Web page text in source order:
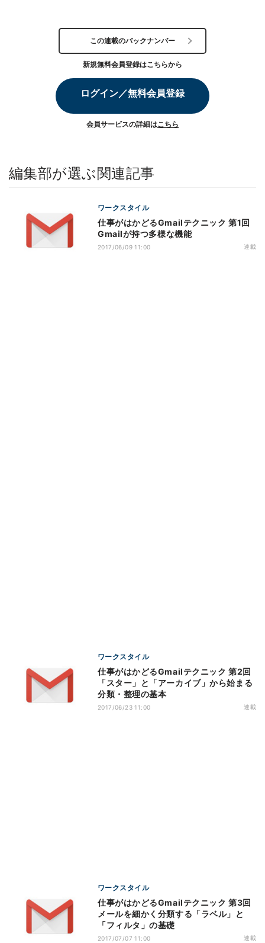
この連載のバックナンバー
新規無料会員登録はこちらから
ログイン／無料会員登録
会員サービスの詳細はこちら
編集部が選ぶ関連記事
ワークスタイル
仕事がはかどるGmailテクニック 第1回
Gmailが持つ多様な機能
2017/06/09 11:00 連載
ワークスタイル
仕事がはかどるGmailテクニック 第2回
「スター」と「アーカイブ」から始まる
分類・整理の基本
2017/06/23 11:00 連載
ワークスタイル
仕事がはかどるGmailテクニック 第3回
メールを細かく分類する「ラベル」と
「フィルタ」の基礎
2017/07/07 11:00 連載